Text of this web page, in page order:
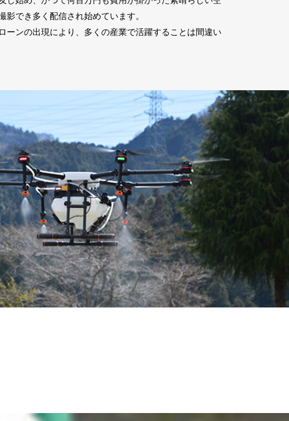
影でき多く配信され始めています。
ーンの出現により、多くの産業で活躍することは間違い